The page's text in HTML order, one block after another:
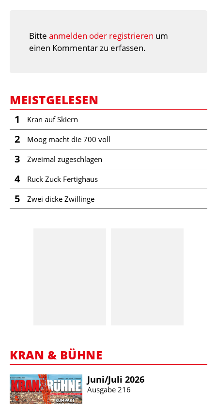
Bitte anmelden oder registrieren um
einen Kommentar zu erfassen.
MEISTGELESEN
1 Kran auf Skiern
2 Moog macht die 700 voll
3 Zweimal zugeschlagen
4 Ruck Zuck Fertighaus
5 Zwei dicke Zwillinge
KRAN & BÜHNE
Juni/​Juli 2026
Ausgabe 216